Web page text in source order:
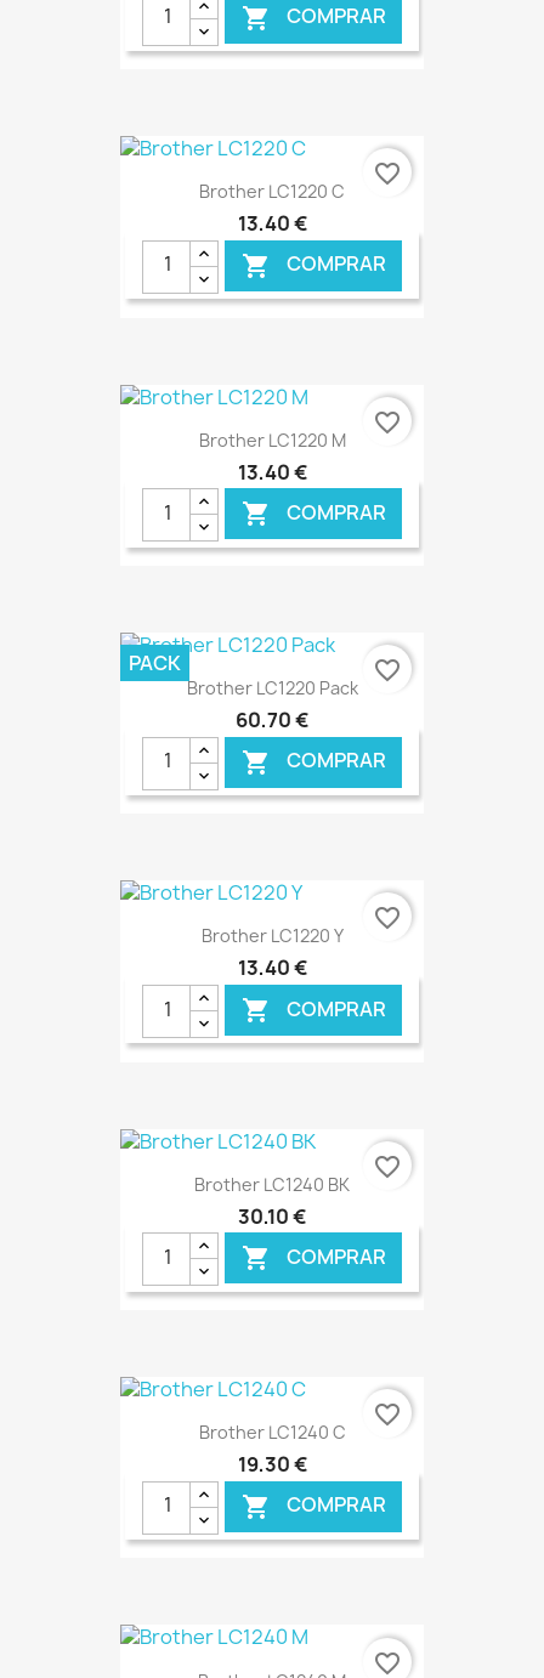
 COMPRAR
€ ONLINE
Brother LC1220 C
13,40 €
 COMPRAR
€ ONLINE
favorite_border
Brother LC1220 M
13,40 €
 COMPRAR
€ ONLINE
favorite_border
Brother LC1220 Pack
60,70 €
 COMPRAR
€ ONLINE
PACK favorite_border
Brother LC1220 Y
13,40 €
 COMPRAR
€ ONLINE
favorite_border
Brother LC1240 BK
30,10 €
 COMPRAR
€ ONLINE
favorite_border
Brother LC1240 C
19,30 €
 COMPRAR
€ ONLINE
favorite_border
favorite_border